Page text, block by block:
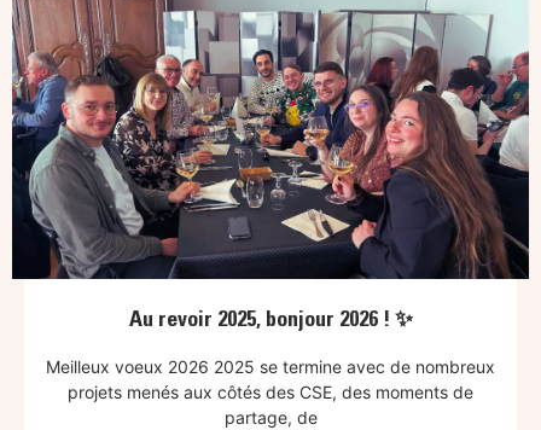
Au revoir 2025, bonjour 2026 ! ✨
Meilleux voeux 2026 2025 se termine avec de nombreux
projets menés aux côtés des CSE, des moments de
partage, de